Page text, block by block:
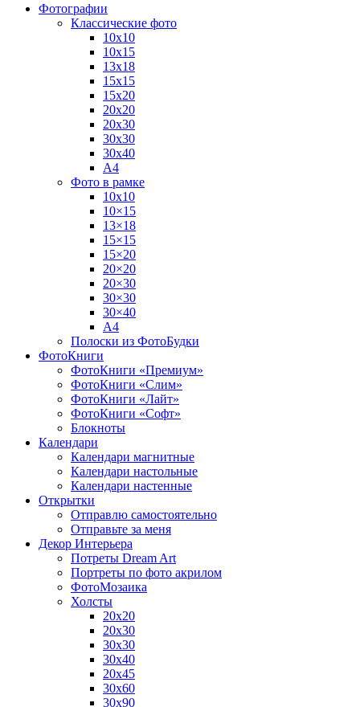
Фотографии
Классические фото
10х10
10х15
13х18
15х15
15х20
20х20
20х30
30х30
30х40
А4
Фото в рамке
10х10
10×15
13×18
15×15
15×20
20×20
20×30
30×30
30×40
A4
Полоски из ФотоБудки
ФотоКниги
ФотоКниги «Премиум»
ФотоКниги «Слим»
ФотоКниги «Лайт»
ФотоКниги «Софт»
Блокноты
Календари
Календари магнитные
Календари настольные
Календари настенные
Открытки
Отправлю самостоятельно
Отправьте за меня
Декор Интерьера
Потреты Dream Art
Портреты по фото акрилом
ФотоМозаика
Холсты
20х20
20х30
30х30
30х40
20х45
30х60
30х90